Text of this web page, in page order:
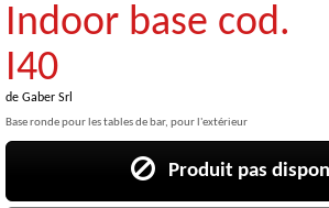
Indoor base cod.
I40
de Gaber Srl
Base ronde pour les tables de bar, pour l'extérieur
Produit pas